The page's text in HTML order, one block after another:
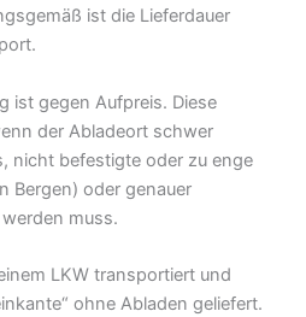
ist die Lieferdauer
ist gegen Aufpreis. Diese
der Abladeort schwer
nicht befestigte oder zu enge
Bergen) oder genauer
muss.
LKW transportiert und
ohne Abladen geliefert.